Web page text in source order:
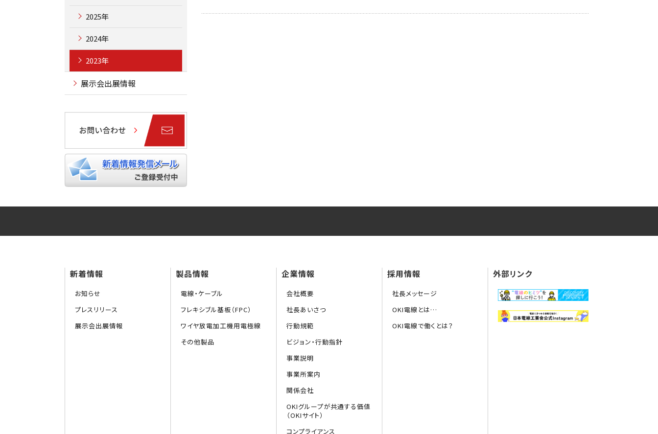
2025年
2024年
2023年
展示会出展情報
新着情報
お知らせ
プレスリリース
展示会出展情報
製品情報
電線・ケーブル
フレキシブル基板（FPC）
ワイヤ放電加工機用電極線
その他製品
企業情報
会社概要
社長あいさつ
行動規範
ビジョン・行動指針
事業説明
事業所案内
関係会社
OKIグループが共通する価値
（OKIサイト）
コンプライアンス
採用情報
社長メッセージ
OKI電線とは…
OKI電線で働くとは？
外部リンク